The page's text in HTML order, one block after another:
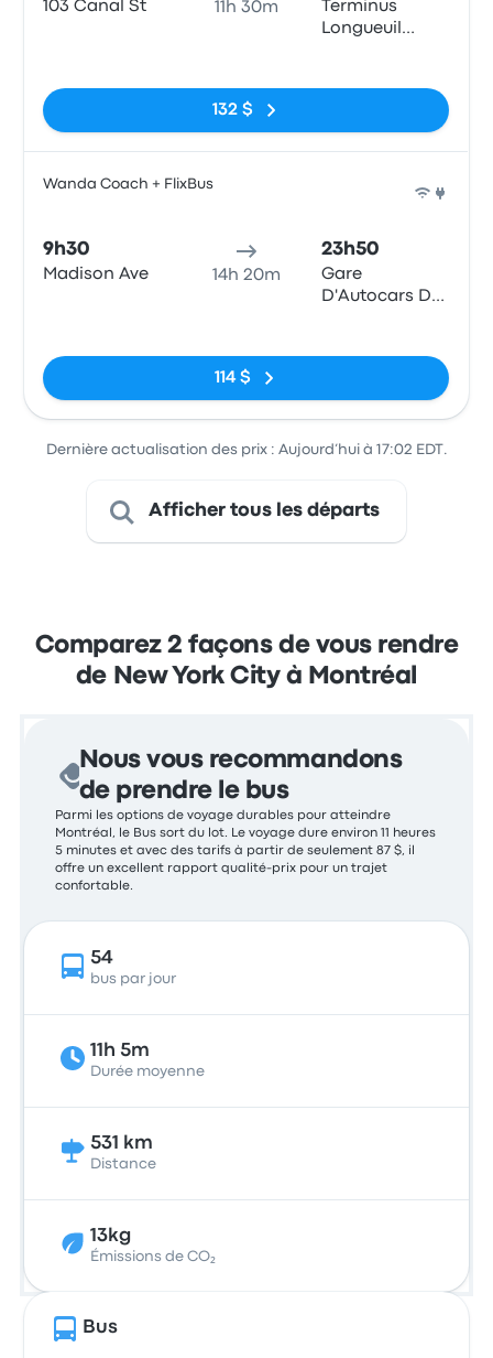
103 Canal St 11h 30m
Terminus
Longueuil
132 $
Wanda Coach + FlixBus
9h30
Madison Ave 14h 20m
23h50
Gare
D'Autocars De
114 $
Dernière actualisation des prix : Aujourd’hui à 17:02 EDT.
Afficher tous les départs
Comparez 2 façons de vous rendre
de New York City à Montréal
Nous vous recommandons
de prendre le bus
Parmi les options de voyage durables pour atteindre
Montréal, le Bus sort du lot. Le voyage dure environ 11 heures
5 minutes et avec des tarifs à partir de seulement 87 $, il
offre un excellent rapport qualité-prix pour un trajet
confortable.
54
bus par jour
11h 5m
Durée moyenne
531 km
Distance
13kg
Émissions de CO₂
Bus